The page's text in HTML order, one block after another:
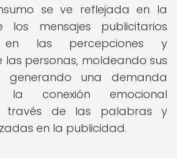
se ve reflejada en la
mensajes publicitarios
las percepciones y
las personas, moldeando sus
generando una demanda
conexión emocional
través de las palabras y
en la publicidad.